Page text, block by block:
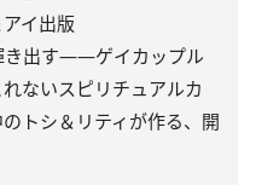
イ出版
き出す――ゲイカップル
ないスピリチュアルカ
トシ＆リティが作る、開